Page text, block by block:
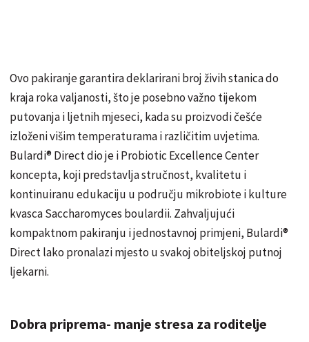
Ovo pakiranje garantira deklarirani broj živih stanica do
kraja roka valjanosti, što je posebno važno tijekom
putovanja i ljetnih mjeseci, kada su proizvodi češće
izloženi višim temperaturama i različitim uvjetima.
Bulardi® Direct dio je i Probiotic Excellence Center
koncepta, koji predstavlja stručnost, kvalitetu i
kontinuiranu edukaciju u području mikrobiote i kulture
kvasca Saccharomyces boulardii. Zahvaljujući
kompaktnom pakiranju i jednostavnoj primjeni, Bulardi®
Direct lako pronalazi mjesto u svakoj obiteljskoj putnoj
ljekarni.
Dobra priprema- manje stresa za roditelje